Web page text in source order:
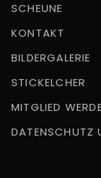
SCHEUNE
KONTAKT
BILDERGALERIE
STICKELCHER
MITGLIED
DATENSCHUTZ